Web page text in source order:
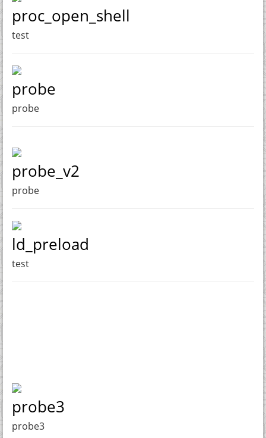
proc_open_shell
test
probe
probe
probe_v2
probe
ld_preload
test
probe3
probe3